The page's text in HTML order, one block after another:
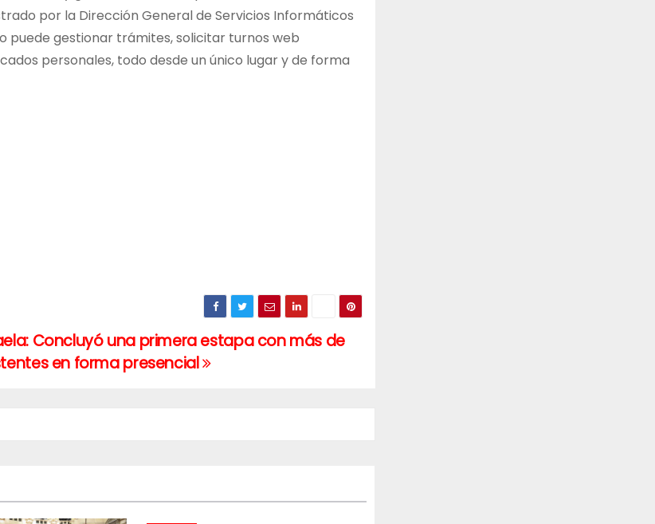
por la Dirección General de Servicios Informáticos
puede gestionar trámites, solicitar turnos web
personales, todo desde un único lugar y de forma
Concluyó una primera estapa con más de
en forma presencial